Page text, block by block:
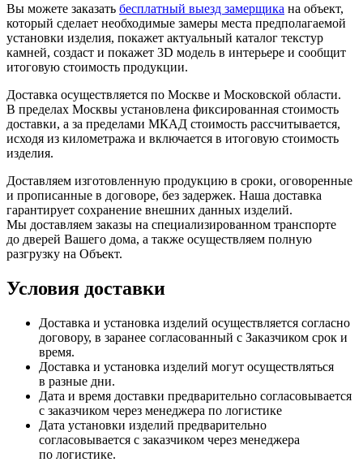
Вы можете заказать бесплатный выезд замерщика на объект,
который сделает необходимые замеры места предполагаемой
установки изделия, покажет актуальный каталог текстур
камней, создаст и покажет 3D модель в интерьере и сообщит
итоговую стоимость продукции.
Доставка осуществляется по Москве и Московской области.
В пределах Москвы установлена фиксированная стоимость
доставки, а за пределами МКАД стоимость рассчитывается,
исходя из километража и включается в итоговую стоимость
изделия.
Доставляем изготовленную продукцию в сроки, оговоренные
и прописанные в договоре, без задержек. Наша доставка
гарантирует сохранение внешних данных изделий.
Мы доставляем заказы на специализированном транспорте
до дверей Вашего дома, а также осуществляем полную
разгрузку на Объект.
Условия доставки
Доставка и установка изделий осуществляется согласно
договору, в заранее согласованный с Заказчиком срок и
время.
Доставка и установка изделий могут осуществляться
в разные дни.
Дата и время доставки предварительно согласовывается
с заказчиком через менеджера по логистике
Дата установки изделий предварительно
согласовывается с заказчиком через менеджера
по логистике.